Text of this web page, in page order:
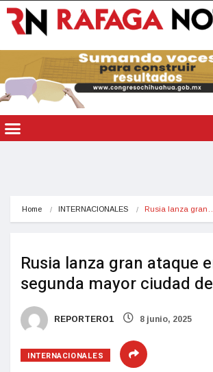
Home INTERNACIONALES Rusia lanza gran…
Rusia lanza gran ataque
segunda mayor ciudad
REPORTERO1 8 junio, 2025
INTERNACIONALES